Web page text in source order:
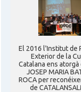
Casal
Casal
Casal
El 2016 l'Institut de
Exterior de la
Catalana ens atorgà
JOSEP MARIA
ROCA per
de